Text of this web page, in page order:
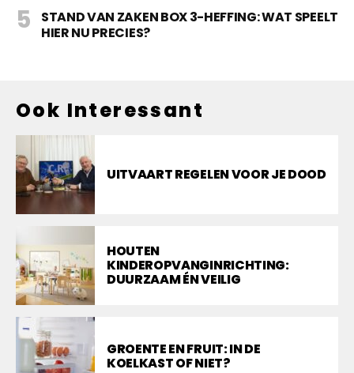
STAND VAN ZAKEN BOX 3-HEFFING: WAT SPEELT
HIER NU PRECIES?
Ook Interessant
UITVAART REGELEN VOOR JE DOOD
HOUTEN
KINDEROPVANGINRICHTING:
DUURZAAM ÉN VEILIG
GROENTE EN FRUIT: IN DE
KOELKAST OF NIET?